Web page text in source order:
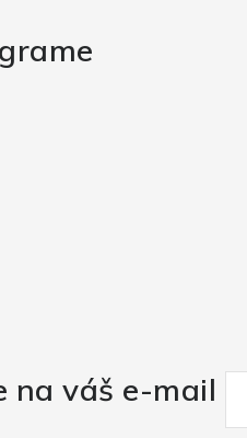
na váš e-mail